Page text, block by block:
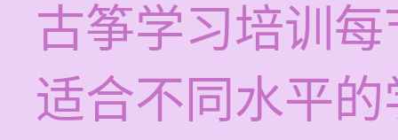
古筝学习培训
适合不同水平